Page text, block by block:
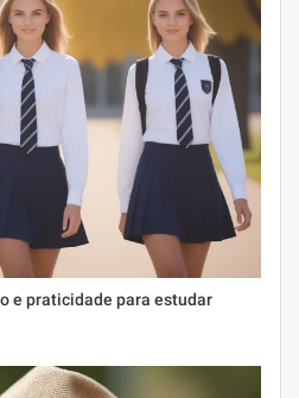
e praticidade para estudar